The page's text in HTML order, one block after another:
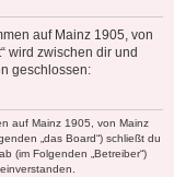
auf Mainz 1905, von
wird zwischen dir und
geschlossen:
auf Mainz 1905, von Mainz
„das Board“) schließt du
(im Folgenden „Betreiber“)